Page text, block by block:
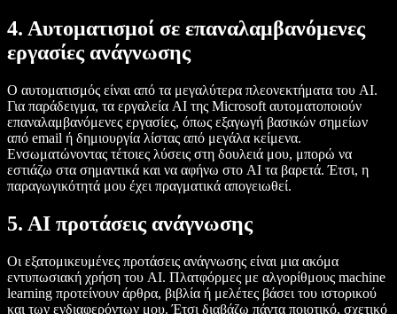
4. Αυτοματισμοί σε επαναλαμβανόμενες
εργασίες ανάγνωσης
Ο αυτοματισμός είναι από τα μεγαλύτερα πλεονεκτήματα του AI.
Για παράδειγμα, τα εργαλεία AI της Microsoft αυτοματοποιούν
επαναλαμβανόμενες εργασίες, όπως εξαγωγή βασικών σημείων
από email ή δημιουργία λίστας από μεγάλα κείμενα.
Ενσωματώνοντας τέτοιες λύσεις στη δουλειά μου, μπορώ να
εστιάζω στα σημαντικά και να αφήνω στο AI τα βαρετά. Έτσι, η
παραγωγικότητά μου έχει πραγματικά απογειωθεί.
5. AI προτάσεις ανάγνωσης
Οι εξατομικευμένες προτάσεις ανάγνωσης είναι μια ακόμα
εντυπωσιακή χρήση του AI. Πλατφόρμες με αλγορίθμους machine
learning προτείνουν άρθρα, βιβλία ή μελέτες βάσει του ιστορικού
και των ενδιαφερόντων μου. Έτσι διαβάζω πάντα ποιοτικό, σχετικό